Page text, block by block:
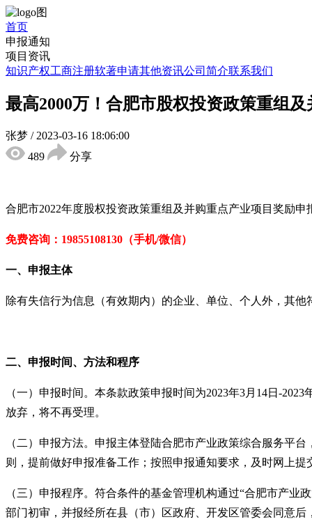
首页
申报通知
项目资讯
知识产权工商注册软著申请其他资讯公司简介联系我们
最高2000万！合肥市股权投资政策重组
张梦 / 2023-03-16 18:06:00
489
分享
合肥市2022年度股权投资政策重组及并购重点产业项目奖励
免费咨询：19855108130（手机/微信）
一、申报主体
除有失信行为信息（有效期内）的企业、单位、个人外，其
二、申报时间、方法和程序
（一）申报时间。本条款政策申报时间为2023年3月14日-
放弃，将不再受理。
（二）申报方法。申报主体登陆合肥市产业政策综合服务平
则，提前做好申报准备工作；按照申报通知要求，及时网上
（三）申报程序。符合条件的基金管理机构通过“合肥市产
部门初审，并报经所在县（市）区政府、开发区管委会同意后